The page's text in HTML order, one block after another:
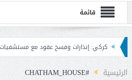
قائمة
عقود مع مستشفيات مخالفة وإعطاء مهل نهائية
الرئيسية #CHATHAM_HOUSE